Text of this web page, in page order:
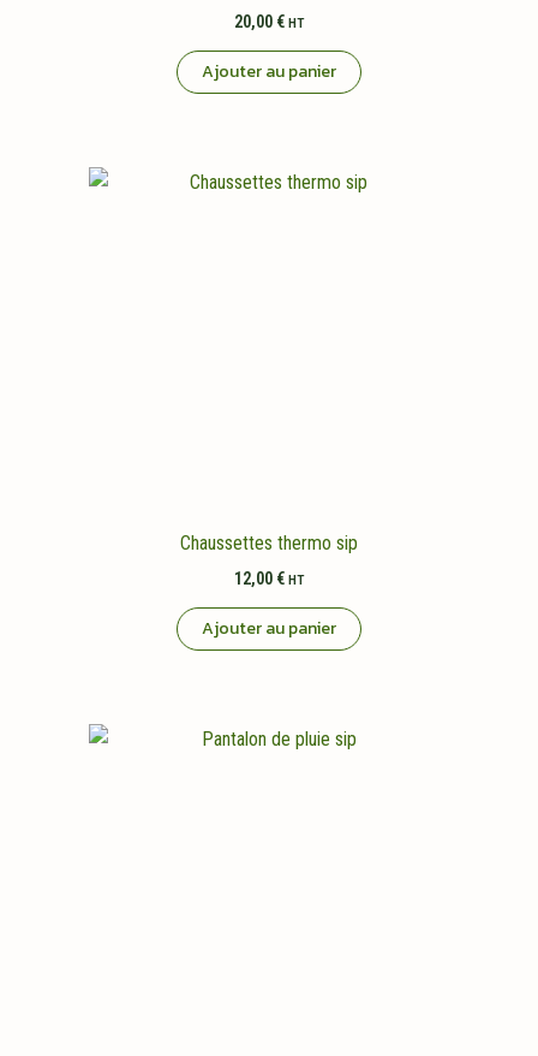
20,00 € HT
Ajouter au panier
Chaussettes thermo sip
12,00 € HT
Ajouter au panier